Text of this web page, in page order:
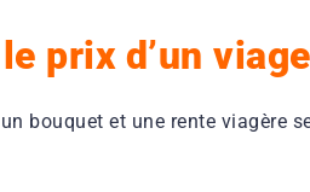
prix d’un
bouquet et une rente viagère